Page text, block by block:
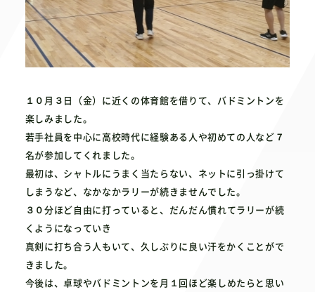
１０ 月 ３ 日（金）に近くの体育館を借りて、バドミントンを
楽しみました。
若手社員を中心に高校時代に経験ある人や初めての人など ７
名が参加してくれました。
最初は、シャトルにうまく当たらない、ネットに引っ掛けて
しまうなど、なかなかラリーが続きませんでした。
３０分ほど自由に打っていると、だんだん慣れてラリーが続
くようになっていき
真剣に打ち合う人もいて、久しぶりに良い汗をかくことがで
きました。
今後は、卓球やバドミントンを月 １ 回ほど楽しめたらと思い